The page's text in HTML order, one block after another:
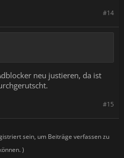
#14
neu justieren, da ist
#15
sein, um Beiträge verfassen zu
)